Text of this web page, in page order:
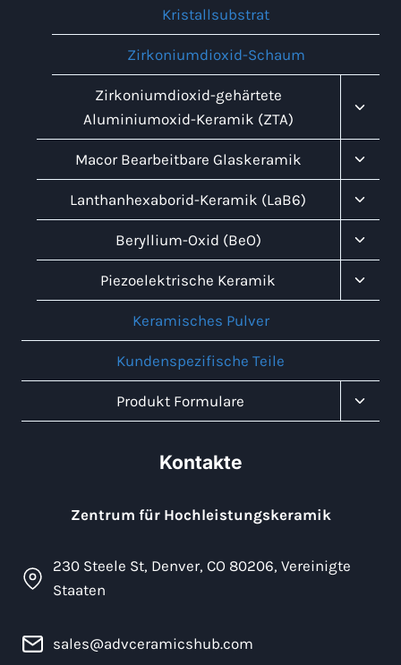
Kristallsubstrat
Zirkoniumdioxid-Schaum
Zirkoniumdioxid-gehärtete
Aluminiumoxid-Keramik (ZTA)
Macor Bearbeitbare Glaskeramik
Lanthanhexaborid-Keramik (LaB6)
Beryllium-Oxid (BeO)
Piezoelektrische Keramik
Keramisches Pulver
Kundenspezifische Teile
Produkt Formulare
Kontakte
Zentrum für Hochleistungskeramik
230 Steele St, Denver, CO 80206, Vereinigte
Staaten
sales@advceramicshub.com